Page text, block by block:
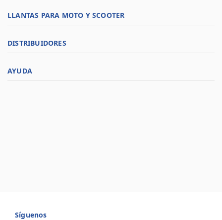
LLANTAS PARA MOTO Y SCOOTER
DISTRIBUIDORES
AYUDA
Síguenos